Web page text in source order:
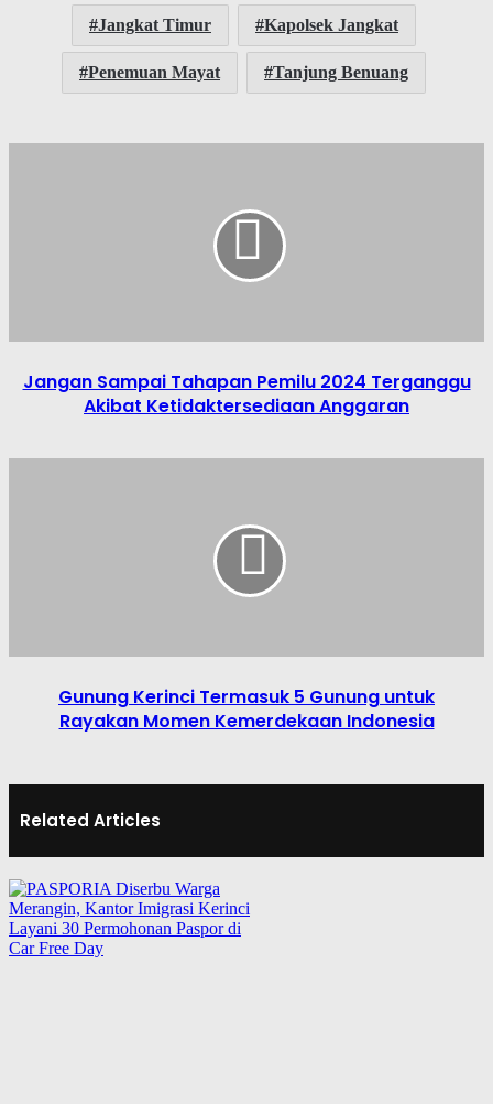
Jangkat Timur Kapolsek Jangkat
Penemuan Mayat Tanjung Benuang
Jangan Sampai Tahapan Pemilu 2024 Terganggu
Akibat Ketidaktersediaan Anggaran
Gunung Kerinci Termasuk 5 Gunung untuk
Rayakan Momen Kemerdekaan Indonesia
Related Articles